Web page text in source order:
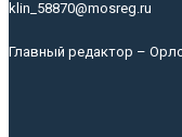
klin_58870@mosreg.ru
Главный редактор –